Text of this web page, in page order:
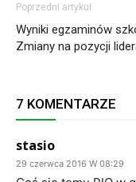
Poprzedni artykuł
Wyniki egzaminów
Zmiany na pozycji
7 KOMENTARZE
stasio
29 czerwca 2016 W 08:29